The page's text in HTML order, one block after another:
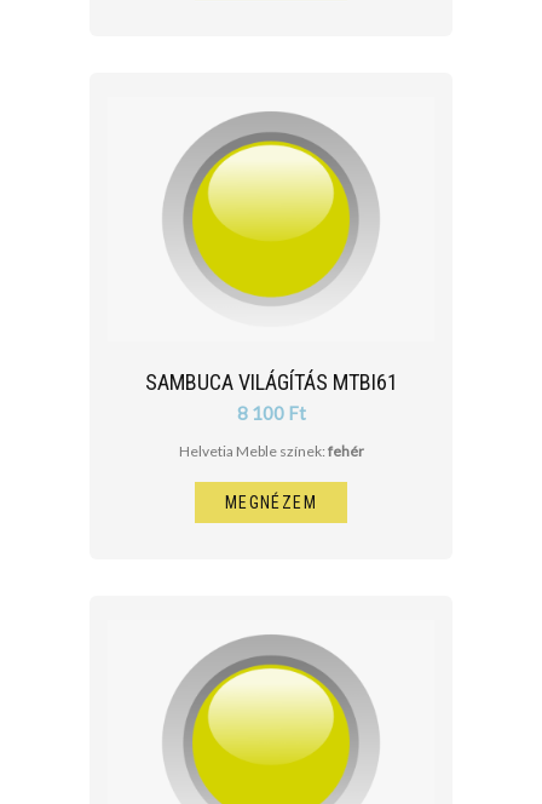
SAMBUCA VILÁGÍTÁS MTBI61
8 100 Ft
Helvetia Meble színek: fehér
MEGNÉZEM